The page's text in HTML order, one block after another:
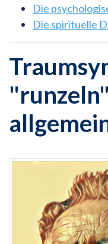
Die
Die spirituelle